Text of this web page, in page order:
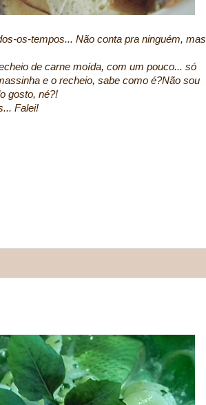
os-tempos... Não conta pra ninguém, mas
de carne moída, com um pouco... só
e o recheio, sabe como é?Não sou
gosto, né?!
Falei!